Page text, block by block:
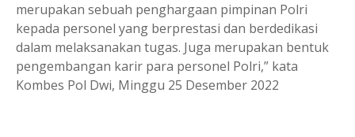
merupakan sebuah penghargaan pimpinan Polri
kepada personel yang berprestasi dan berdedikasi
dalam melaksanakan tugas. Juga merupakan bentuk
pengembangan karir para personel Polri,” kata
Kombes Pol Dwi, Minggu 25 Desember 2022